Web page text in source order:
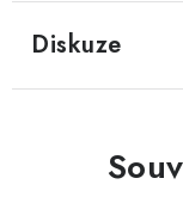
Diskuze